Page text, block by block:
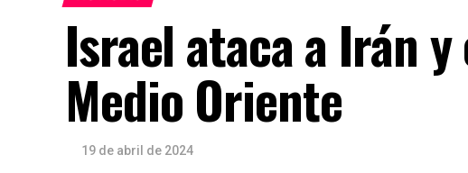
Israel ataca a Irán
Medio Oriente
19 de abril de 2024